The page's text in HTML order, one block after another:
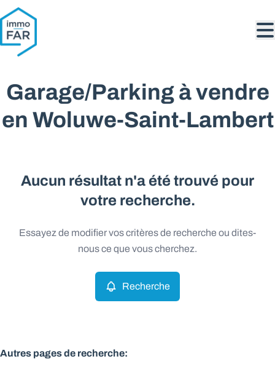
Aller au contenu principal
Garage/Parking à vendre
en Woluwe-Saint-Lambert
Aucun résultat n'a été trouvé pour
votre recherche.
Essayez de modifier vos critères de recherche ou dites-
nous ce que vous cherchez.
Recherche
Autres pages de recherche: